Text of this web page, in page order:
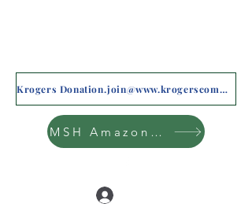
Krogers Donation.join@www.krogerscommunityrewards.com
MSH Amazon Wishlist